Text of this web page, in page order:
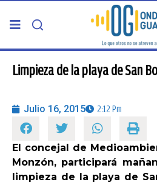
PORTADA
GRAN CANARIA
CANARIAS
Limpieza de la playa de San
Julio 16, 2015 2:12 Pm
El concejal de
Monzón, participará
limpieza de la playa de